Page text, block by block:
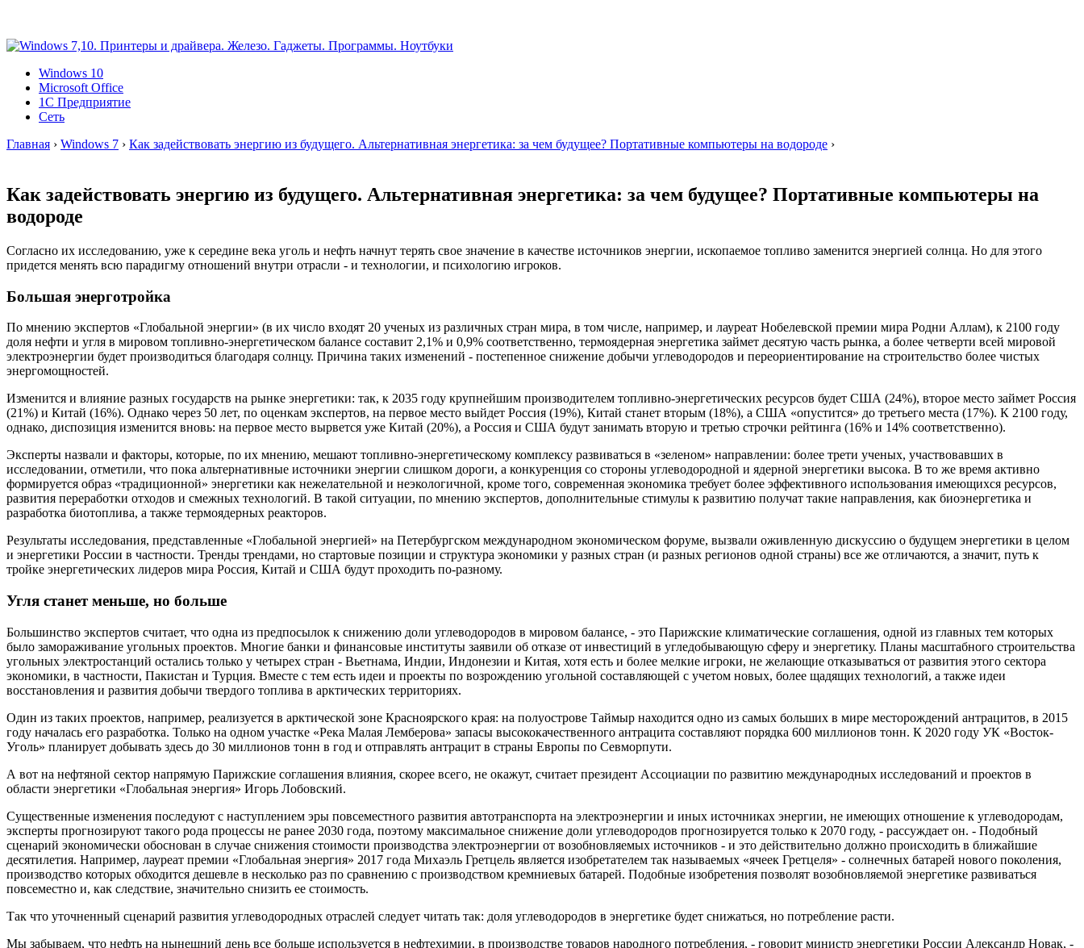
Windows 10
Microsoft Office
1C Предприятие
Сеть
Главная › Windows 7 › Как задействовать энергию из будущего. Альтернативная энергетика: за чем будущее? Портативные компьютеры на водороде ›
Как задействовать энергию из будущего. Альтернативная энергетика: за чем будущее? Портативные компьютеры на
водороде
Согласно их исследованию, уже к середине века уголь и нефть начнут терять свое значение в качестве источников энергии, ископаемое топливо заменится энергией солнца. Но для этого
придется менять всю парадигму отношений внутри отрасли - и технологии, и психологию игроков.
Большая энерготройка
По мнению экспертов «Глобальной энергии» (в их число входят 20 ученых из различных стран мира, в том числе, например, и лауреат Нобелевской премии мира Родни Аллам), к 2100 году
доля нефти и угля в мировом топливно-энергетическом балансе составит 2,1% и 0,9% соответственно, термоядерная энергетика займет десятую часть рынка, а более четверти всей мировой
электроэнергии будет производиться благодаря солнцу. Причина таких изменений - постепенное снижение добычи углеводородов и переориентирование на строительство более чистых
энергомощностей.
Изменится и влияние разных государств на рынке энергетики: так, к 2035 году крупнейшим производителем топливно-энергетических ресурсов будет США (24%), второе место займет Россия
(21%) и Китай (16%). Однако через 50 лет, по оценкам экспертов, на первое место выйдет Россия (19%), Китай станет вторым (18%), а США «опустится» до третьего места (17%). К 2100 году,
однако, диспозиция изменится вновь: на первое место вырвется уже Китай (20%), а Россия и США будут занимать вторую и третью строчки рейтинга (16% и 14% соответственно).
Эксперты назвали и факторы, которые, по их мнению, мешают топливно-энергетическому комплексу развиваться в «зеленом» направлении: более трети ученых, участвовавших в
исследовании, отметили, что пока альтернативные источники энергии слишком дороги, а конкуренция со стороны углеводородной и ядерной энергетики высока. В то же время активно
формируется образ «традиционной» энергетики как нежелательной и неэкологичной, кроме того, современная экономика требует более эффективного использования имеющихся ресурсов,
развития переработки отходов и смежных технологий. В такой ситуации, по мнению экспертов, дополнительные стимулы к развитию получат такие направления, как биоэнергетика и
разработка биотоплива, а также термоядерных реакторов.
Результаты исследования, представленные «Глобальной энергией» на Петербургском международном экономическом форуме, вызвали оживленную дискуссию о будущем энергетики в целом
и энергетики России в частности. Тренды трендами, но стартовые позиции и структура экономики у разных стран (и разных регионов одной страны) все же отличаются, а значит, путь к
тройке энергетических лидеров мира Россия, Китай и США будут проходить по-разному.
Угля станет меньше, но больше
Большинство экспертов считает, что одна из предпосылок к снижению доли углеводородов в мировом балансе, - это Парижские климатические соглашения, одной из главных тем которых
было замораживание угольных проектов. Многие банки и финансовые институты заявили об отказе от инвестиций в угледобывающую сферу и энергетику. Планы масштабного строительства
угольных электростанций остались только у четырех стран - Вьетнама, Индии, Индонезии и Китая, хотя есть и более мелкие игроки, не желающие отказываться от развития этого сектора
экономики, в частности, Пакистан и Турция. Вместе с тем есть идеи и проекты по возрождению угольной составляющей с учетом новых, более щадящих технологий, а также идеи
восстановления и развития добычи твердого топлива в арктических территориях.
Один из таких проектов, например, реализуется в арктической зоне Красноярского края: на полуострове Таймыр находится одно из самых больших в мире месторождений антрацитов, в 2015
году началась его разработка. Только на одном участке «Река Малая Лемберова» запасы высококачественного антрацита составляют порядка 600 миллионов тонн. К 2020 году УК «Восток-
Уголь» планирует добывать здесь до 30 миллионов тонн в год и отправлять антрацит в страны Европы по Севморпути.
А вот на нефтяной сектор напрямую Парижские соглашения влияния, скорее всего, не окажут, считает президент Ассоциации по развитию международных исследований и проектов в
области энергетики «Глобальная энергия» Игорь Лобовский.
Существенные изменения последуют с наступлением эры повсеместного развития автотранспорта на электро­энергии и иных источниках энергии, не имеющих отношение к углеводородам,
эксперты прогнозируют такого рода процессы не ранее 2030 года, поэтому максимальное снижение доли углеводородов прогнозируется только к 2070 году, - рассуждает он. - Подобный
сценарий экономически обоснован в случае снижения стоимости производства электро­энергии от возобновляемых источников - и это действительно должно происходить в ближайшие
десятилетия. Например, лауреат премии «Глобальная энергия» 2017 года Михаэль Гретцель является изобретателем так называемых «ячеек Гретцеля» - солнечных батарей нового поколения,
производство которых обходится дешевле в несколько раз по сравнению с производством кремниевых батарей. Подобные изобретения позволят возобновляемой энергетике развиваться
повсеместно и, как следствие, значительно снизить ее стоимость.
Так что уточненный сценарий развития углеводородных отраслей следует читать так: доля углеводородов в энергетике будет снижаться, но потребление расти.
Мы забываем, что нефть на нынешний день все больше используется в нефтехимии, в производстве товаров народного потребления, - говорит министр энергетики России Александр Новак, -